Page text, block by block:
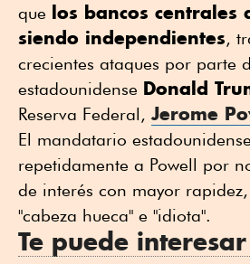
que los bancos centrales
siendo independientes,
crecientes ataques por parte
estadounidense Donald
Reserva Federal, Jerome
El mandatario
repetidamente a Powell por
de interés con mayor
"cabeza hueca" e "idiota".
Te puede interesar